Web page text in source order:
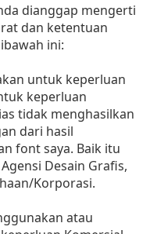
dianggap mengerti
dan ketentuan
ini:
untuk keperluan
keperluan
tidak menghasilkan
dari hasil
font saya. Baik itu
Desain Grafis,
Korporasi.
atau